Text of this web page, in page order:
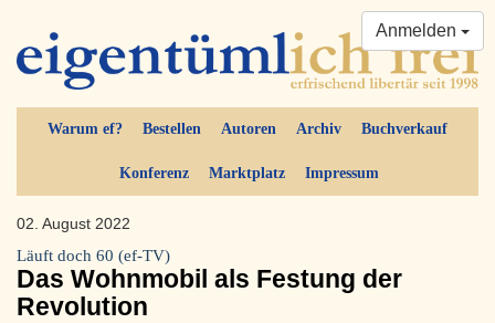
Warum ef? Bestellen Autoren Archiv Buchverkauf
Konferenz Marktplatz Impressum
Anmelden
02. August 2022
Läuft doch 60 (ef-TV)
Das Wohnmobil als Festung der
Revolution